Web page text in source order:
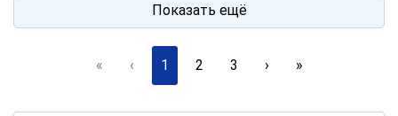
Показать ещё
« ‹ 1 2 3 › »